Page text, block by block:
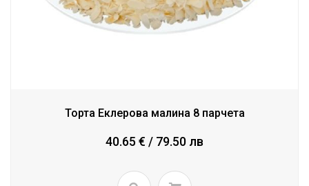
Торта Еклерова малина 8 парчета
40.65 € / 79.50 лв